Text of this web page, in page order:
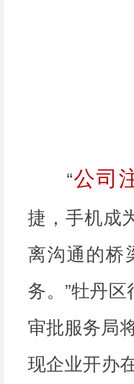
“公司
捷，手机成
离沟通的桥
务。”牡丹
审批服务局
现企业开办